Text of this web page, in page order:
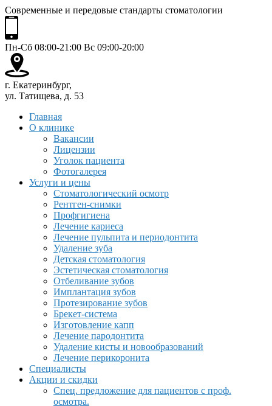
Современные и передовые стандарты стоматологии
Пн-Сб 08:00-21:00 Вс 09:00-20:00
г. Екатеринбург,
ул. Татищева, д. 53
Главная
О клинике
Вакансии
Лицензии
Уголок пациента
Фотогалерея
Услуги и цены
Стоматологический осмотр
Рентген-снимки
Профгигиена
Лечение кариеса
Лечение пульпита и периодонтита
Удаление зуба
Детская стоматология
Эстетическая стоматология
Отбеливание зубов
Имплантация зубов
Протезирование зубов
Брекет-система
Изготовление капп
Лечение пародонтита
Удаление кисты и новообразований
Лечение перикоронита
Специалисты
Акции и скидки
Спец. предложение для пациентов с проф.
осмотра.